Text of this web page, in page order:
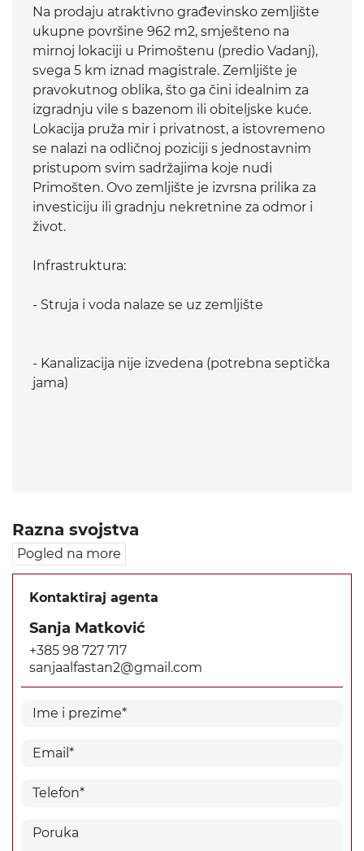
Na prodaju atraktivno građevinsko zemljište
ukupne površine 962 m2, smješteno na
mirnoj lokaciji u Primoštenu (predio Vadanj),
svega 5 km iznad magistrale. Zemljište je
pravokutnog oblika, što ga čini idealnim za
izgradnju vile s bazenom ili obiteljske kuće.
Lokacija pruža mir i privatnost, a istovremeno
se nalazi na odličnoj poziciji s jednostavnim
pristupom svim sadržajima koje nudi
Primošten. Ovo zemljište je izvrsna prilika za
investiciju ili gradnju nekretnine za odmor i
život.
Infrastruktura:
- Struja i voda nalaze se uz zemljište
- Kanalizacija nije izvedena (potrebna septička
jama)
Razna svojstva
Pogled na more
Kontaktiraj agenta
Sanja Matković
+385 98 727 717
sanjaalfastan2@gmail.com